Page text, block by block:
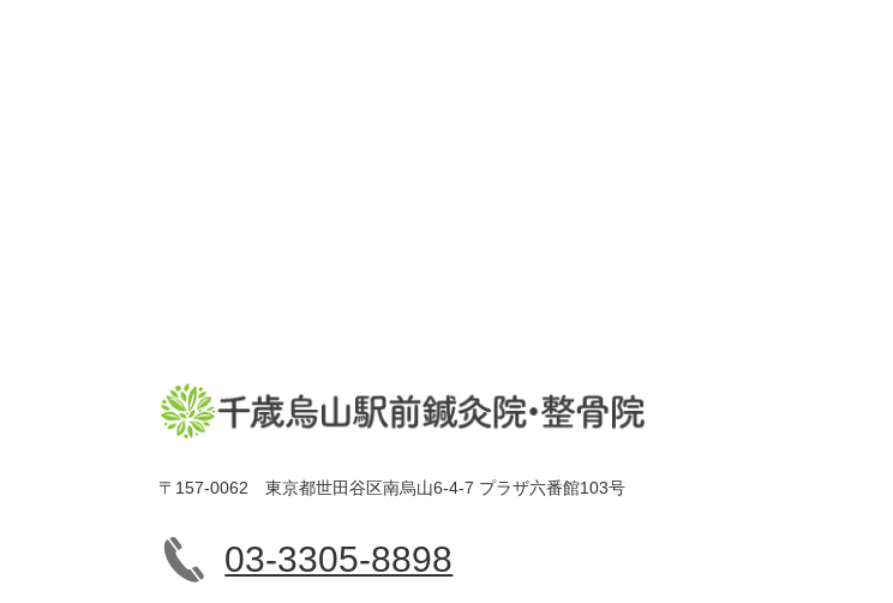
〒157-0062 東京都世田谷区南烏山6-4-7 プラザ六番館103号
03-3305-8898